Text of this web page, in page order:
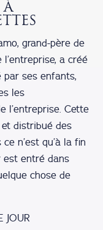
À
grand-père de
a créé
par ses enfants,
les
l’entreprise. Cette
distribué des
n’est qu’à la fin
est entré dans
chose de
JOUR